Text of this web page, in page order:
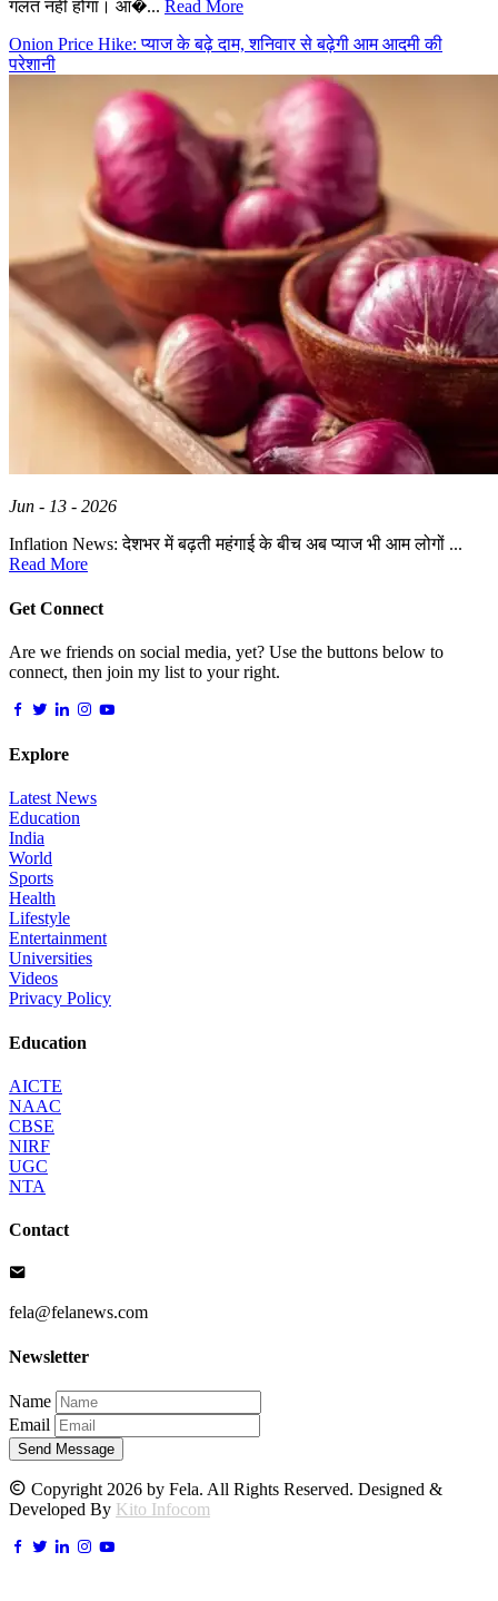
गलत नहीं होगा। आ�... Read More
Onion Price Hike: प्याज के बढ़े दाम, शनिवार से बढ़ेगी आम आदमी की
परेशानी
Jun - 13 - 2026
Inflation News: देशभर में बढ़ती महंगाई के बीच अब प्याज भी आम लोगों ...
Read More
Get Connect
Are we friends on social media, yet? Use the buttons below to
connect, then join my list to your right.
Explore
Latest News
Education
India
World
Sports
Health
Lifestyle
Entertainment
Universities
Videos
Privacy Policy
Education
AICTE
NAAC
CBSE
NIRF
UGC
NTA
Contact
fela@felanews.com
Newsletter
Name
Email
Send Message
Copyright 2026 by Fela. All Rights Reserved. Designed &
Developed By Kito Infocom